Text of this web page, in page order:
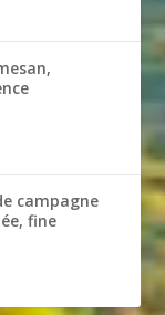
campagne
fine